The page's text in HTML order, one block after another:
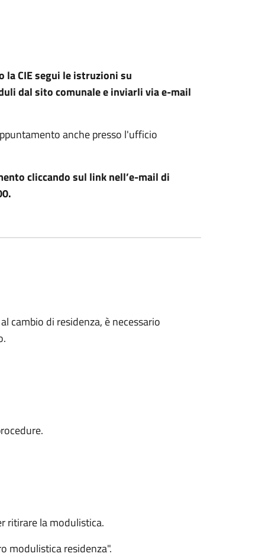
la CIE segui le istruzioni su
dal sito comunale e inviarli via e-mail
anche presso l'ufficio
cliccando sul link nell’e-mail di
cambio di residenza, è necessario
ritirare la modulistica.
modulistica residenza".